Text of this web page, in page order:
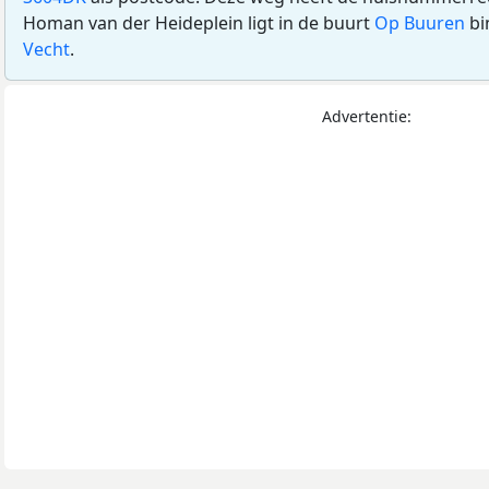
Homan van der Heideplein ligt in de buurt Op Buuren
Vecht.
Advertentie: